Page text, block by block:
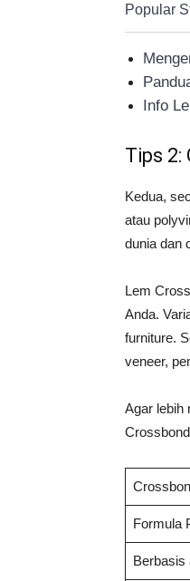
Popular
Info
Tips 2:
Kedua,
atau
dunia dan
Lem
Anda.
furniture.
veneer,
Agar lebih
Formula
Berbasis